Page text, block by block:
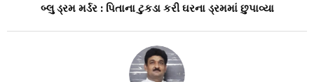
બ્લુ ડ્રમ મર્ડર : પિતાના ટુકડા કરી ઘરના ડ્રમમાં છુપાવ્યા